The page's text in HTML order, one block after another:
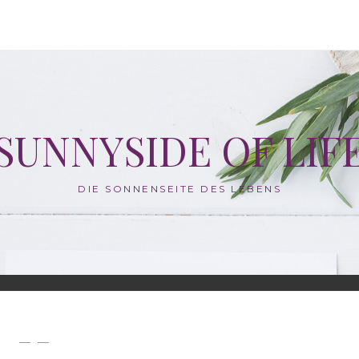
OF
DIE SONNENSEITE DES LEBENS
— —